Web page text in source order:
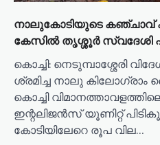
നാലുകോടിയുടെ കഞ്ചാവ്
കേസിൽ തൃശ്ശൂർ സ്വദേശി
കൊച്ചി: നെടുമ്പാശ്ശേരി
ശ്രമിച്ച നാലു
കൊച്ചി
ഇന്റലിജൻസ് യൂണിറ്റ്
കോടിയിലേറെ രൂപ വില…